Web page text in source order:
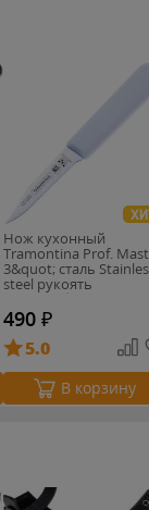
Нож кухонный
Tramontina Prof.
3&quot; сталь
steel рукоять
поликарбонат
(24626/083)
490 ₽
5.0
В корзину